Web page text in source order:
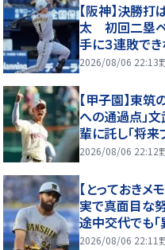
【阪神】決勝
太 初回二塁ベ
手に３連敗でき
2026/08/06 22:13
【甲子園】東筑
への通過点」
輩に託し「将来
2026/08/06 22:12
【とっておきメ
実で真面目な
途中交代でも
2026/08/06 22:11